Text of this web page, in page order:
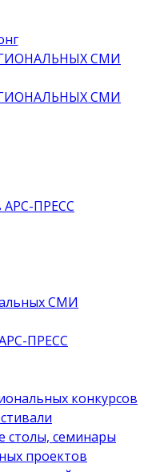
АРС-ПРЕСС
СМИ
ПРЕСС
конкурсов
столы, семинары
проектов